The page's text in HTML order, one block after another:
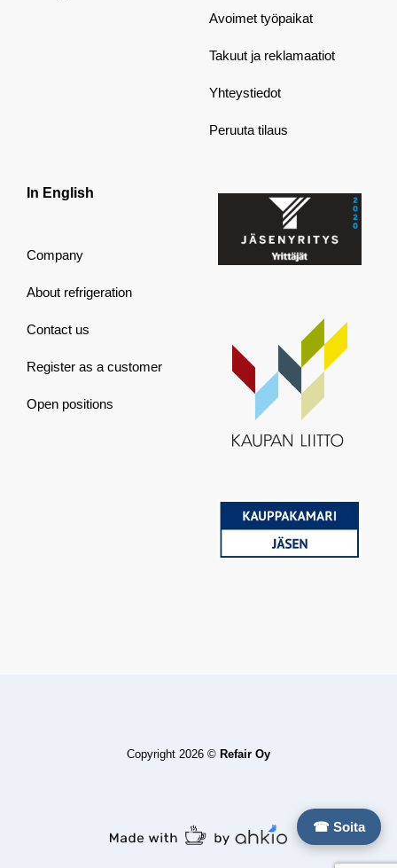
Avoimet työpaikat
Takuut ja reklamaatiot
Yhteystiedot
Peruuta tilaus
In English
Company
About refrigeration
Contact us
Register as a customer
Open positions
☎ Soita
Copyright 2026 © Refair Oy